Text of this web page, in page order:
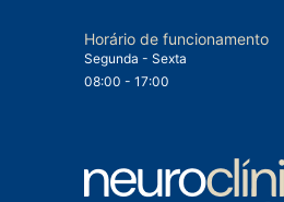
Horário de funcionamento
Segunda - Sexta
08:00 - 17:00